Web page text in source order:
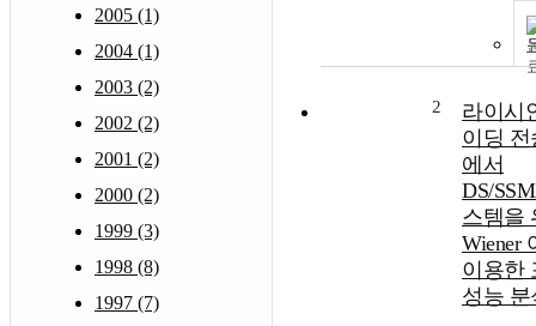
2005 (1)
2004 (1)
2003 (2)
2002 (2)
2001 (2)
2000 (2)
1999 (3)
1998 (8)
1997 (7)
2
라이시
이딩 전
에서
DS/
스템을
Wiener
이용한
성능 분